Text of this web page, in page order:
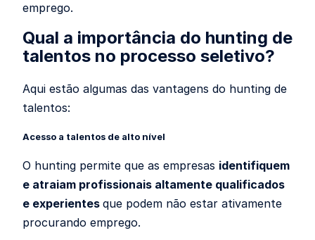
emprego.
Qual a importância do hunting de
talentos no processo seletivo?
Aqui estão algumas das vantagens do hunting de
talentos:
Acesso a talentos de alto nível
O hunting permite que as empresas identifiquem
e atraiam profissionais altamente qualificados
e experientes que podem não estar ativamente
procurando emprego.